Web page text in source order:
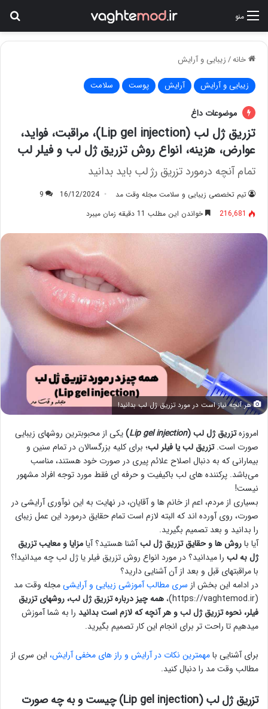
منو
خانه/زیبایی و آرایش
زیبایی و آرایش آرایش پوست سلامت
موضوعات داغ
تزریق ژل لب (Lip gel injection)، مراقبت، فواید،
عوارض، هزینه، انواع روش تزریق ژل لب و فیلر لب
تمام آنچه درمورد تزریق رژ لب باید بدانید
تیم تخصصی زیبایی و سلامت مجله وقت مد 16/12/2024
9
216,681
خواندن این مطلب 11 دقیقه زمان میبرد
هر آنچه نیاز است در مورد تزریق ژل لب بدانید!
امروزهتزریق ژل لب (Lip gel injection
)یکی از محبوبترین روشهای زیبایی
صورت است.تزریق لب یا فیلر لب؛ برای کلیه بزرگسالان در تمام سنین و
بیمارانی که به دنبال اصلاح علائم پیری در صورت خود هستند، مناسب
می‌باشد. پرکننده های لب باکیفیت و حرفه ای فقط مورد توجه افراد مشهور
نیست!
بسیاری از مردم، اعم از خانم ها و آقایان، در نهایت به این نوآوری آرایشی در
صورت، روی آورده اند که البته لازم است تمام حقایق درمورد این عمل زیبای
را بدانید و بعد تصمیم بگیرید.
آیا باروش ها و حقایق تزریق ژل لبآشنا هستید؟ آیامزایا و معایب تزریق
ژل به لب را میدانید؟ در مورد انواع روش تزریق فیلر یا ژل لب چه میدانید!؟
با مراقبتهای قبل و بعد از آن آشنایی دارید؟
در ادامه این بخش از سری مطالب آموزشی زیبایی و آرایشیمجله وقت مد
(https://vaghtemod.ir)،
همه چیز درباره تزریق ژل لب، روشهای تزریق
فیلر، نحوه تزریق ژل لب و هر آنچه که لازم است بدانید را به شما آموزش
میدهیم تا راحت تر برای انجام این کار تصمیم بگیرید.
برای آشنایی بامهمترین نکات در آرایش و راز های مخفی آرایش، این سری از
مطالب وقت مد را دنبال کنید.
تزریق ژل لب (Lip gel injection) چیست و به چه صورت